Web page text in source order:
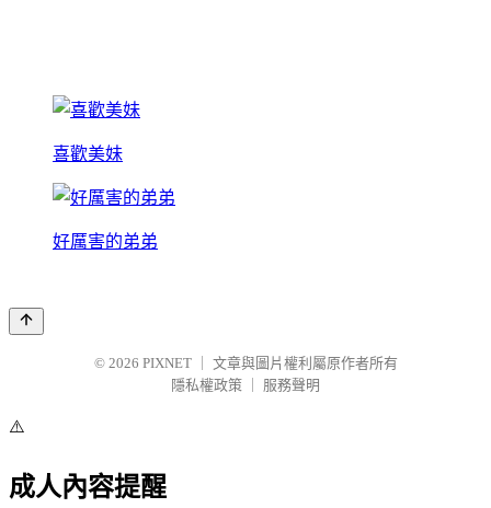
喜歡美妹
好厲害的弟弟
© 2026 PIXNET
文章與圖片權利屬原作者所有
隱私權政策
服務聲明
⚠️
成人內容提醒